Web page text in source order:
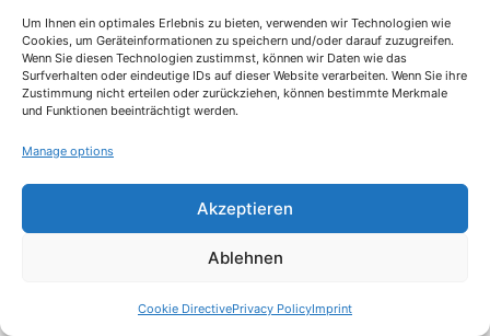
Um Ihnen ein optimales Erlebnis zu bieten, verwenden wir Technologien wie
Cookies, um Geräteinformationen zu speichern und/oder darauf zuzugreifen.
Wenn Sie diesen Technologien zustimmst, können wir Daten wie das
Surfverhalten oder eindeutige IDs auf dieser Website verarbeiten. Wenn Sie ihre
Zustimmung nicht erteilen oder zurückziehen, können bestimmte Merkmale
und Funktionen beeinträchtigt werden.
Manage options
Akzeptieren
Ablehnen
Cookie DirectivePrivacy PolicyImprint
Cookie Directive (EU)
© All rights reserved - CEval GmbH 2026 | webdesign by